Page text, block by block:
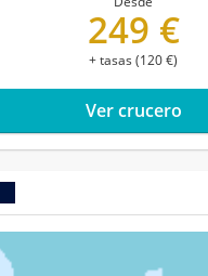
249 €
+ tasas (120 €)
Ver crucero